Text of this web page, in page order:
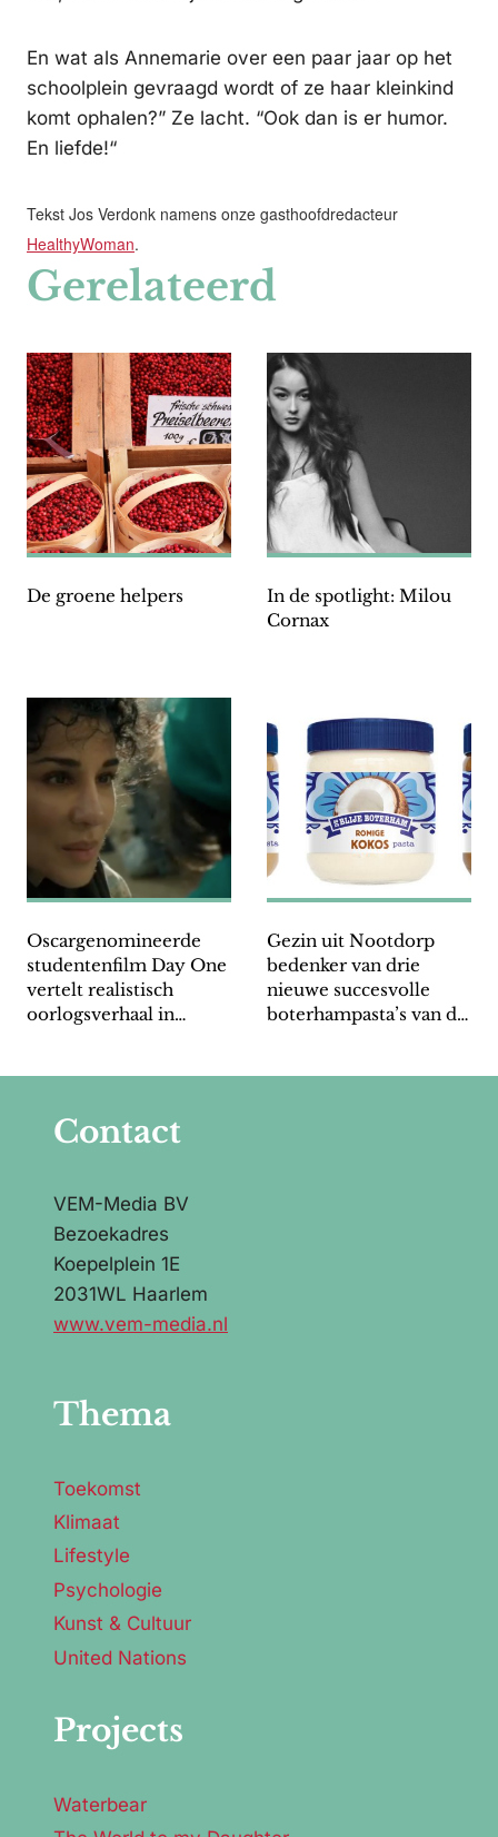
En wat als Annemarie over een paar jaar op het
schoolplein gevraagd wordt of ze haar kleinkind
komt ophalen?” Ze lacht. “Ook dan is er humor.
En liefde!“
Tekst Jos Verdonk namens onze gasthoofdredacteur
HealthyWoman.
Gerelateerd
De groene helpers
In de spotlight: Milou
Cornax
Oscargenomineerde
studentenfilm Day One
vertelt realistisch
oorlogsverhaal in
Gezin uit Nootdorp
bedenker van drie
nieuwe succesvolle
boterhampasta’s van de
Contact
VEM-Media BV
Bezoekadres
Koepelplein 1E
2031WL Haarlem
www.vem-media.nl
Thema
Toekomst
Klimaat
Lifestyle
Psychologie
Kunst & Cultuur
United Nations
Projects
Waterbear